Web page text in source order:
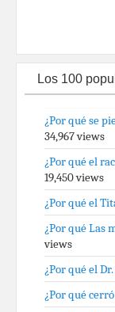
Los 100
¿Por qué se
34,967 views
¿Por qué el
19,450 views
¿Por qué el
¿Por qué Las
views
¿Por qué el
¿Por qué